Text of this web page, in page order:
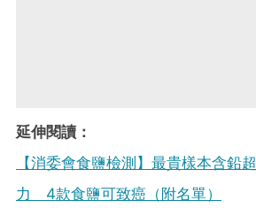
延伸閱讀：
【消委會食鹽檢測】最貴樣本含鉛
力 4款食鹽可致癌（附名單）